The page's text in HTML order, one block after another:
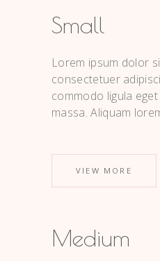
Small
Lorem ipsum dolor
consectetuer
commodo ligula
massa. Aliquam
VIEW MORE
Medium